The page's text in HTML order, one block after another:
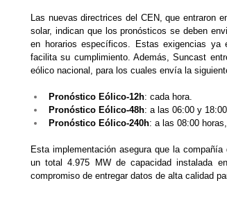
Las nuevas directrices del CEN, que entraron
solar, indican que los pronósticos se deben
en horarios específicos. Estas exigencias ya
facilita su cumplimiento. Además, Suncast
eólico nacional, para los cuales envía la
Pronóstico Eólico-12h: cada hora.
Pronóstico Eólico-48h: a las 06:00 y
Pronóstico Eólico-240h: a las 08:00
Esta implementación asegura que la
un total 4.975 MW de capacidad instalada
compromiso de entregar datos de alta calidad